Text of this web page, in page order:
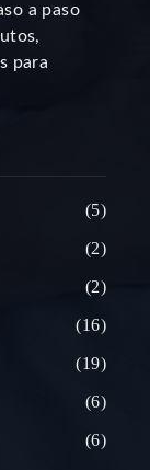
a paso
para
5
2
2
16
19
6
6